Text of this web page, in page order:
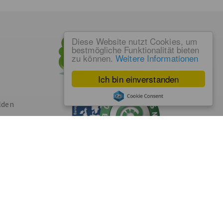
Ich bin einverstanden
Diese Website nutzt Cookies, um
bestmögliche Funktionalität bieten
zu können.Weitere Informationen